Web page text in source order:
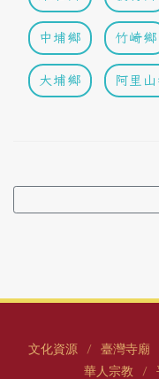
中埔鄉 竹崎鄉
大埔鄉 阿里
文化資源 / 臺灣寺廟
華人宗教 /